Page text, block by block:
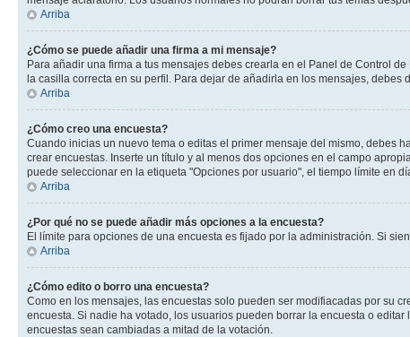
Arriba
¿Cómo se puede añadir una firma a mi mensaje?
Para añadir una firma a tus mensajes debes crearla en el Panel de Control
la casilla correcta en su perfil. Para dejar de añadirla en los mensajes, debes
Arriba
¿Cómo creo una encuesta?
Cuando inicias un nuevo tema o editas el primer mensaje del mismo, debes
crear encuestas. Inserte un título y al menos dos opciones en el campo
puede seleccionar en la etiqueta "Opciones por usuario", el tiempo límite en
Arriba
¿Por qué no se puede añadir más opciones a la encuesta?
El límite para opciones de una encuesta es fijado por la administración. Si
Arriba
¿Cómo edito o borro una encuesta?
Como en los mensajes, las encuestas solo pueden ser modifiacadas por su
encuesta. Si nadie ha votado, los usuarios pueden borrar la encuesta o
encuestas sean cambiadas a mitad de la votación.